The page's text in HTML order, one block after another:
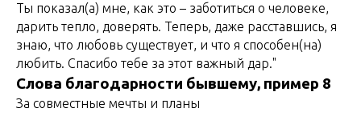
Ты показал(а) мне, как это – заботиться о человеке,
дарить тепло, доверять. Теперь, даже расставшись, я
знаю, что любовь существует, и что я способен(на)
любить. Спасибо тебе за этот важный дар."
Слова благодарности бывшему, пример 8
За совместные мечты и планы